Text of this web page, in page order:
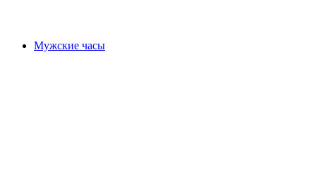
Мужские часы